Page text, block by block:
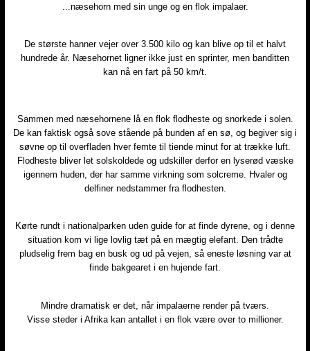
...næsehorn med sin unge og en flok impalaer.
De største hanner vejer over 3.500 kilo og kan blive op til et halvt
hundrede år. Næsehornet ligner ikke just en sprinter, men banditten
kan nå en fart på 50 km/t.
Sammen med næsehornene lå en flok flodheste og snorkede i solen.
De kan faktisk også sove stående på bunden af en sø, og begiver sig i
søvne op til overfladen hver femte til tiende minut for at trække luft.
Flodheste bliver let solskoldede og udskiller derfor en lyserød væske
igennem huden, der har samme virkning som solcreme. Hvaler og
delfiner nedstammer fra flodhesten.
Kørte rundt i nationalparken uden guide for at finde dyrene, og i denne
situation kom vi lige lovlig tæt på en mægtig elefant. Den trådte
pludselig frem bag en busk og ud på vejen, så eneste løsning var at
finde bakgearet i en hujende fart.
Mindre dramatisk er det, når impalaerne render på tværs.
Visse steder i Afrika kan antallet i en flok være over to millioner.